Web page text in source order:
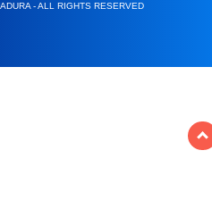
- ALL RIGHTS RESERVED